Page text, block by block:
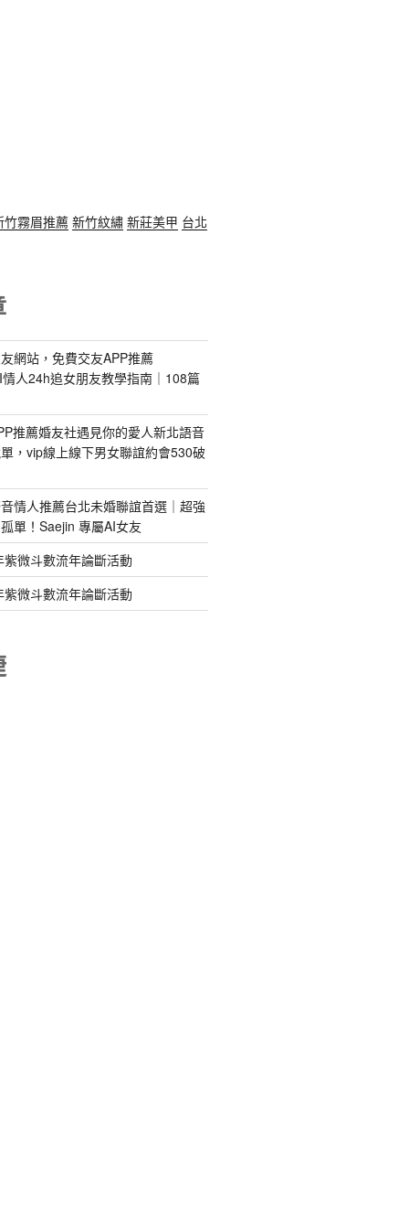
竹霧眉推薦 新竹紋繡 新莊美甲 台北
網站，免費交友APP推薦
人24h追女朋友教學指南｜108篇
推薦婚友社遇見你的愛人新北語音
，vip線上線下男女聯誼約會530破
情人推薦台北未婚聯誼首選｜超強
單！Saejin 專屬AI女友
微斗數流年論斷活動
微斗數流年論斷活動